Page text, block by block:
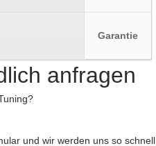
Garantie
anfragen
und wir werden uns so